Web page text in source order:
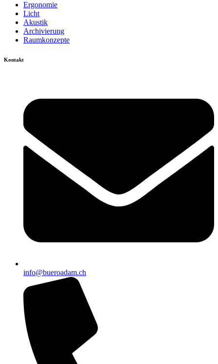
Ergonomie
Licht
Akustik
Archivierung
Raumkonzepte
Kontakt
info@bueroadam.ch